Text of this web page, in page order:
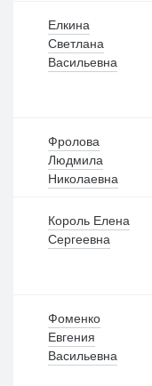
Елкина
Светлана
Васильевна
Фролова
Людмила
Николаевна
Король Елена
Сергеевна
Фоменко
Евгения
Васильевна